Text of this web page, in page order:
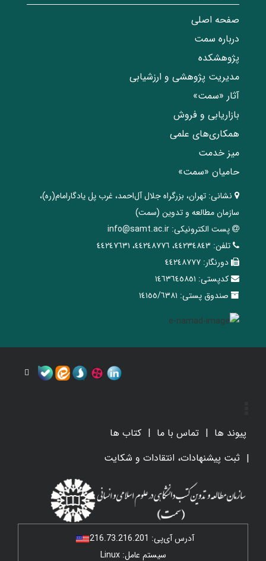
صفحه اصلی
درباره سمت
پژوهشکده
مدیریت پژوهشی و ارزشیابی
آثار «سمت»
بازاریابی و فروش
همکاری‌های علمی
میز خدمت
حامیان «سمت»
نشانی: تهران، ‌بزرگراه ‌جلال آل‌احمد، غرب پل يادگار‌امام(ره)‌،
سازمان مطالعه و تدوین‌ (سمت)
پست الکترونیکی: info@samt.ac.ir
تلفن: ٤٤٢٣٤٨٤٣، ٤٤٢٤٨٧٧٦، ٤٤٢٤٧٦٣١
دورنگار: ٤٤٢٤٨٧٧٧
کدپستی: ١٤٦٣٦٤٥٨٥١
صندوق پستی: ١٤١٥٥/٦٣٨١
پیوند ها تماس با ما
کتاب ها
ثبت پیشنهادات، انتقادات و شکایت
آدرس آی‌پی: 216.73.216.201
سیستم عامل: Linux